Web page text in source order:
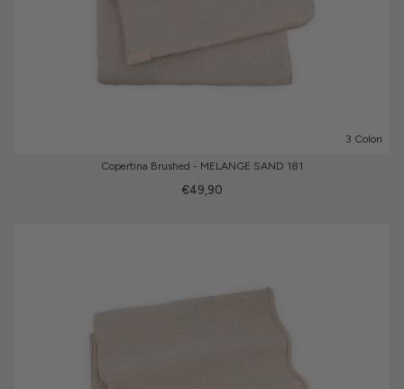
3 Colori
Copertina Brushed - MELANGE SAND 181
€49,90